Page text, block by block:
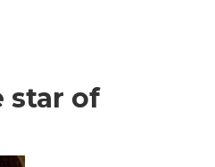
star of